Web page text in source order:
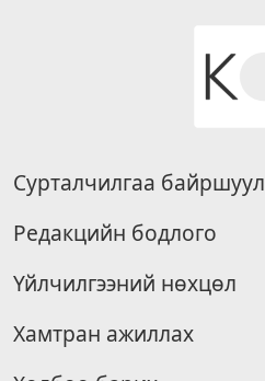
Сурталчилгаа
Редакцийн бодлого
Үйлчилгээний нөхцөл
Хамтран ажиллах